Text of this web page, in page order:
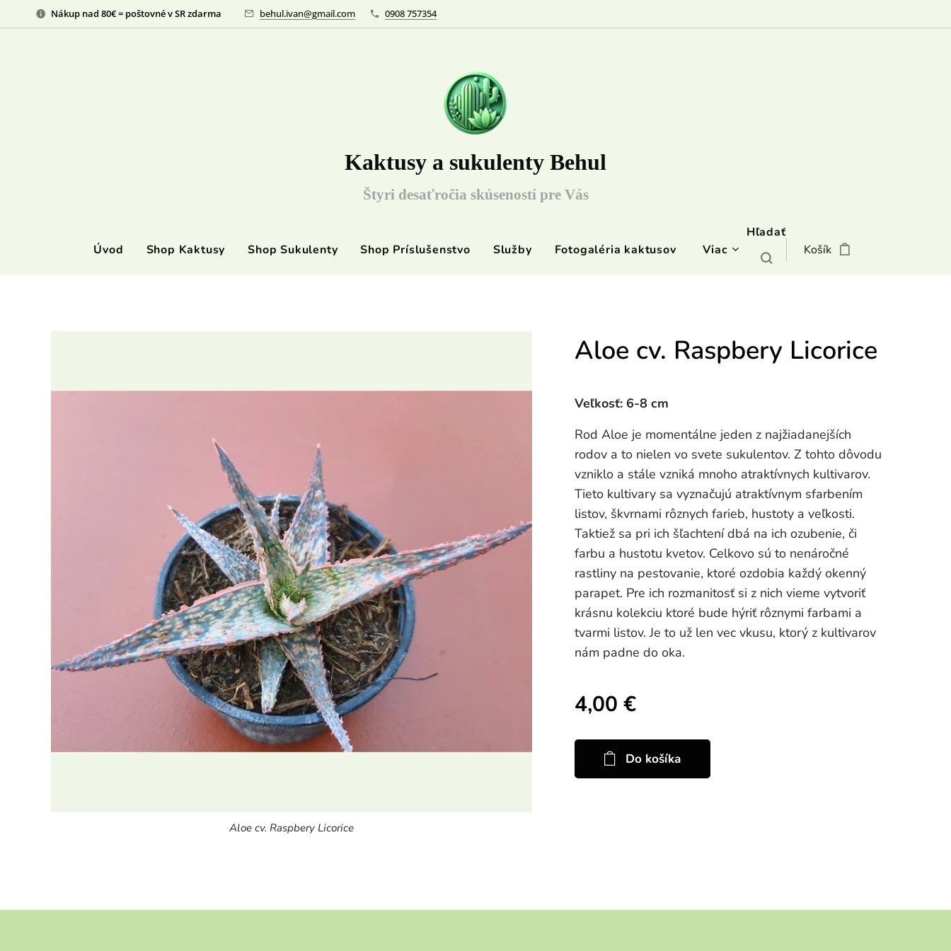
Nákup nad 80€ = poštovné v SR zdarma behul.ivan@gmail.com 0908 757354
Kaktusy a sukulenty Behul
Štyri desaťročia skúseností pre Vás
Úvod Shop Kaktusy Shop Sukulenty Shop Príslušenstvo Služby Fotogaléria kaktusov Viac
Hľadať
Košík
Aloe cv. Raspbery Licorice
Aloe cv. Raspbery Licorice
Veľkosť: 6-8 cm
Rod Aloe je momentálne jeden z najžiadanejších
rodov a to nielen vo svete sukulentov. Z tohto dôvodu
vzniklo a stále vzniká mnoho atraktívnych kultivarov.
Tieto kultivary sa vyznačujú atraktívnym sfarbením
listov, škvrnami rôznych farieb, hustoty a veľkosti.
Taktiež sa pri ich šľachtení dbá na ich ozubenie, či
farbu a hustotu kvetov. Celkovo sú to nenáročné
rastliny na pestovanie, ktoré ozdobia každý okenný
parapet. Pre ich rozmanitosť si z nich vieme vytvoriť
krásnu kolekciu ktoré bude hýriť rôznymi farbami a
tvarmi listov. Je to už len vec vkusu, ktorý z kultivarov
nám padne do oka.
4,00 €
Do košíka